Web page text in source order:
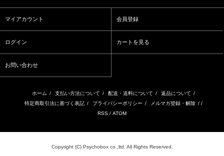
マイアカウント 会員登録
ログイン カートを見る
お問い合わせ
ホーム / 支払い方法について / 配送・送料について / 返品について /
特定商取引法に基づく表記 / プライバシーポリシー / メルマガ登録・解除 / /
RSS / ATOM
Copyright (C) Psychobox co.,ltd. All Rights Reserved.